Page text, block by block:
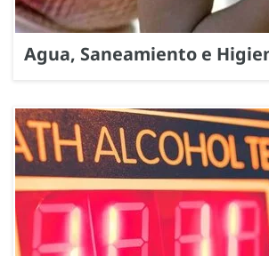
Agua, Saneamiento e